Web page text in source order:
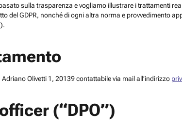
sulla trasparenza e vogliamo illustrare i trattamenti
del GDPR, nonché di ogni altra norma e provvedimento
Olivetti 1, 20139 contattabile via mail all’indirizzo
(“DPO”)